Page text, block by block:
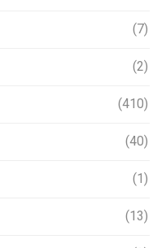
(7)
(2)
(410)
(40)
(1)
(13)